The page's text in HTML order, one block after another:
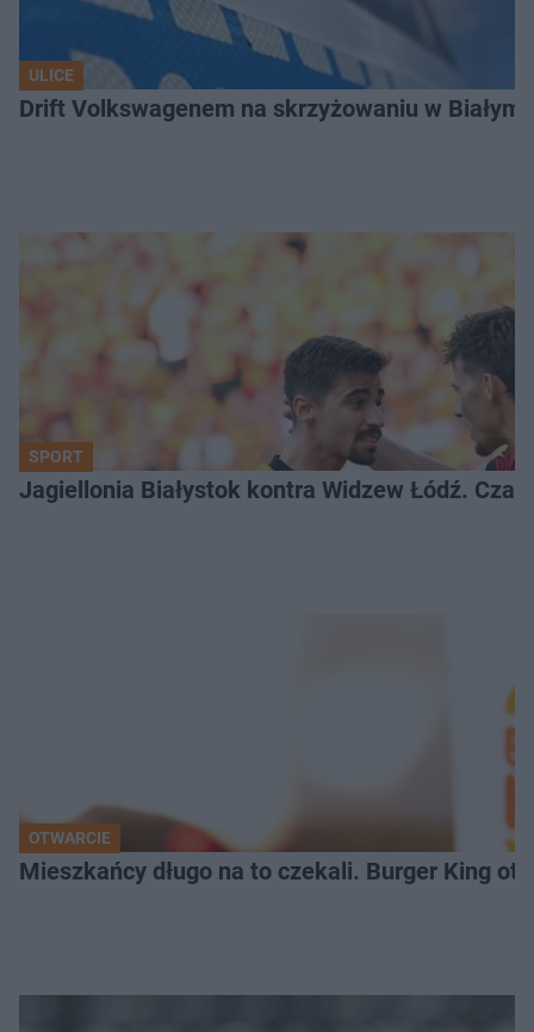
ULICE
Drift Volkswagenem na skrzyżowaniu w
SPORT
Jagiellonia Białystok kontra Widzew Łódź.
OTWARCIE
Mieszkańcy długo na to czekali. Burger King